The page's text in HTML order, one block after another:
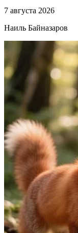
7 августа 2026
Наиль Байназаров